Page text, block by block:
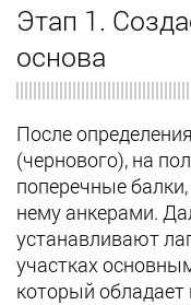
Этап 1.
основа
После
(чернового), на
поперечные
нему анкерами.
устанавливают
участках
который